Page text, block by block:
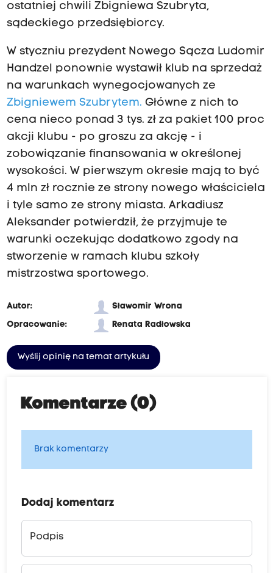
ostatniej chwili Zbigniewa Szubryta,
sądeckiego przedsiębiorcy.
W styczniu prezydent Nowego Sącza Ludomir
Handzel ponownie wystawił klub na sprzedaż
na warunkach wynegocjowanych ze
Zbigniewem Szubrytem. Główne z nich to
cena nieco ponad 3 tys. zł za pakiet 100 proc
akcji klubu - po groszu za akcję - i
zobowiązanie finansowania w określonej
wysokości. W pierwszym okresie mają to być
4 mln zł rocznie ze strony nowego właściciela
i tyle samo ze strony miasta. Arkadiusz
Aleksander potwierdził, że przyjmuje te
warunki oczekując dodatkowo zgody na
stworzenie w ramach klubu szkoły
mistrzostwa sportowego.
Autor:
Sławomir Wrona
Opracowanie:
Renata Radłowska
Wyślij opinię na temat artykułu
Komentarze (0)
Brak komentarzy
Dodaj komentarz
Podpis